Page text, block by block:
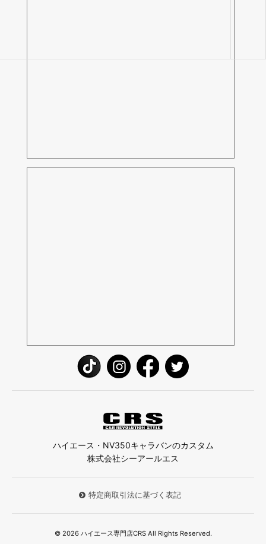
ハイエース・NV350キャラバンのカスタム
株式会社シーアールエス
特定商取引法に基づく表記
© 2026 ハイエース専門店CRS All Rights Reserved.